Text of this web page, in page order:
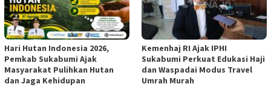
Hari Hutan Indonesia 2026,
Pemkab Sukabumi Ajak
Masyarakat Pulihkan Hutan
dan Jaga Kehidupan
Kemenhaj RI Ajak IPHI
Sukabumi Perkuat Edukasi Haji
dan Waspadai Modus Travel
Umrah Murah